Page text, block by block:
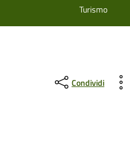
Turismo
Condividi